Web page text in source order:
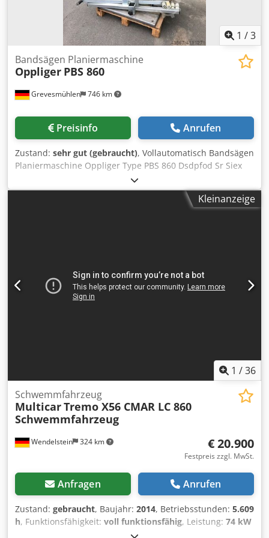
Kantenmaterial Ohne Rückführung der Werkstücke 6414
Betriebsstunden und 576.091 Meter Kanten verarbeitet
1 /3
Grevesmühlen 746 km
Bandsägen Planiermaschine
Oppliger PBS 860
Preisinfo Anrufen
Zustand: sehr gut (gebraucht), Vollautomatisch Bandsägen
Planiermaschine Oppliger Type PBS 860 Dsdpfod Sr Siex
Kleinanzeige
1 /36
Wendelstein 324 km
Schwemmfahrzeug
MulticarTremo X56 CMAR LC 860
Schwemmfahrzeug
€ 20.900
Festpreis zzgl. MwSt.
Anfragen Anrufen
Zustand: gebraucht, Baujahr: 2014, Betriebsstunden: 5.609
h, Funktionsfähigkeit: voll funktionsfähig, Leistung: 74 kW
07/2014